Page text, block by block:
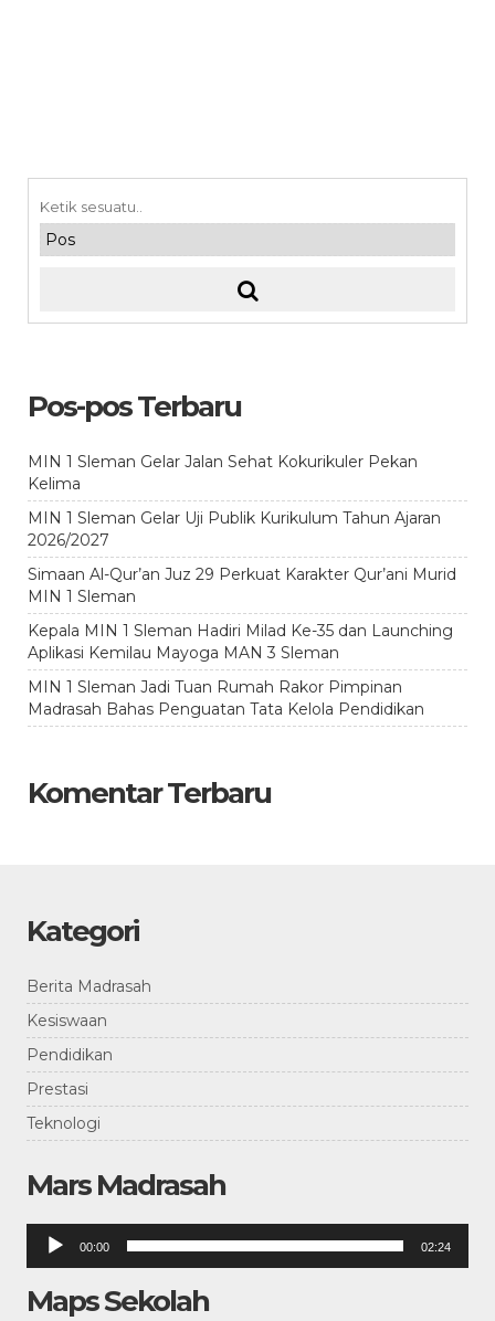
Pos-pos Terbaru
MIN 1 Sleman Gelar Jalan Sehat Kokurikuler Pekan
Kelima
MIN 1 Sleman Gelar Uji Publik Kurikulum Tahun Ajaran
2026/2027
Simaan Al-Qur’an Juz 29 Perkuat Karakter Qur’ani Murid
MIN 1 Sleman
Kepala MIN 1 Sleman Hadiri Milad Ke-35 dan Launching
Aplikasi Kemilau Mayoga MAN 3 Sleman
MIN 1 Sleman Jadi Tuan Rumah Rakor Pimpinan
Madrasah Bahas Penguatan Tata Kelola Pendidikan
Komentar Terbaru
Kategori
Berita Madrasah
Kesiswaan
Pendidikan
Prestasi
Teknologi
Mars Madrasah
Pemutar
Audio
00:00 02:24
Maps Sekolah